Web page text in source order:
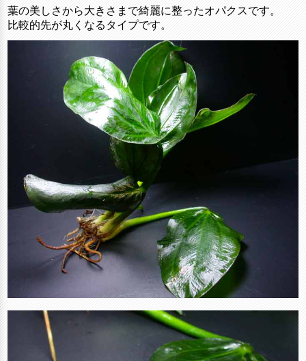
葉の美しさから大きさまで綺麗に整ったオパクスです。
比較的先が丸くなるタイプです。